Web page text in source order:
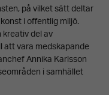
på vilket sätt deltar
i offentlig miljö.
del av
att vara medskapande
Annika Karlsson
i samhället